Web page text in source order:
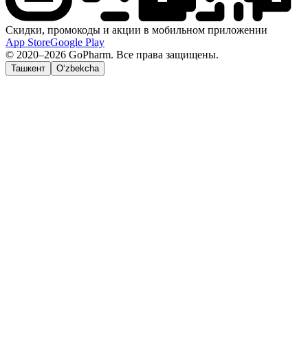
Скидки, промокоды и акции в мобильном приложении
App StoreGoogle Play
© 2020–2026 GoPharm. Все права защищены.
Ташкент O‘zbekcha